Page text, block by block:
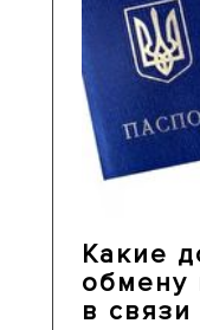
Какие
обмену
в